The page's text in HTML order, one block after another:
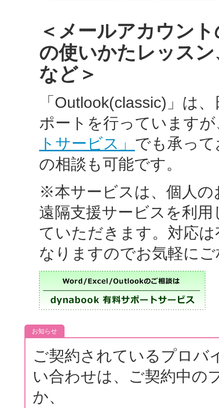
＜メールアカウン
の使いかたレッス
など＞
「Outlook(classic)」は
ポートを行っています
トサービス」 でも承っ
の相談も可能です。
※本サービスは、個人の
遠隔支援サービスを利
ていただきます。対応
なりますのでお気軽に
お知らせ
ご契約されているプロバ
い合わせは、ご契約中の
か、